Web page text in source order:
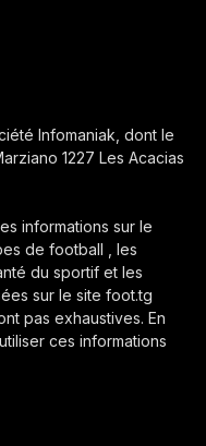
Infomaniak, dont le
1227 Les Acacias
informations sur le
de football , les
du sportif et les
sur le site foot.tg
pas exhaustives. En
ces informations